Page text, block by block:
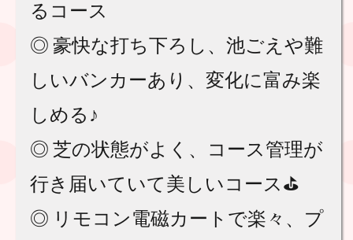
るコース
◎ 豪快な打ち下ろし、池ごえや難
しいバンカーあり、変化に富み楽
しめる♪
◎ 芝の状態がよく、コース管理が
行き届いていて美しいコース⛳️
◎ リモコン電磁カートで楽々、プ